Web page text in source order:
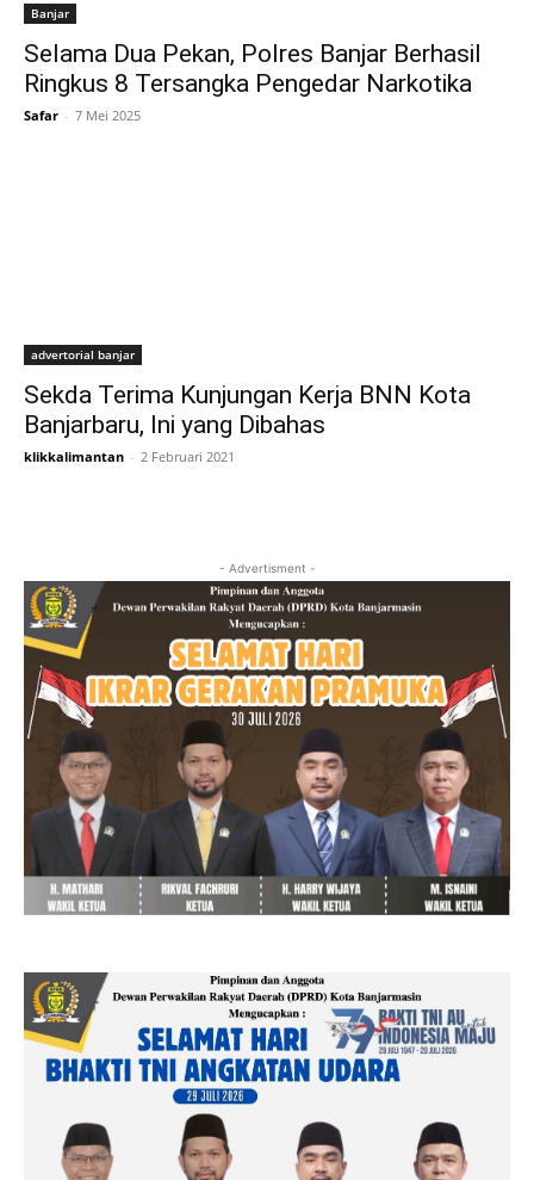
Banjar
Selama Dua Pekan, Polres Banjar Berhasil
Ringkus 8 Tersangka Pengedar Narkotika
Safar - 7 Mei 2025
advertorial banjar
Sekda Terima Kunjungan Kerja BNN Kota
Banjarbaru, Ini yang Dibahas
klikkalimantan - 2 Februari 2021
- Advertisment -